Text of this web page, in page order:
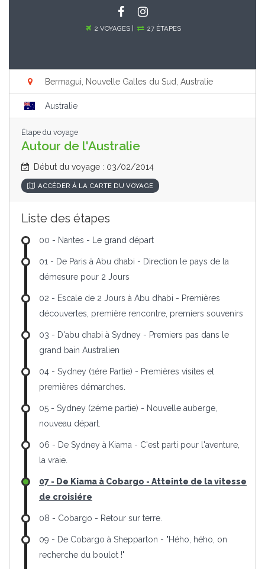
2 VOYAGES | 27 ÉTAPES
Bermagui, Nouvelle Galles du Sud, Australie
Australie
Étape du voyage
Autour de l'Australie
Début du voyage : 03/02/2014
ACCÉDER À LA CARTE DU VOYAGE
Liste des étapes
00 - Nantes - Le grand départ
01 - De Paris à Abu dhabi - Direction le pays de la
démesure pour 2 Jours
02 - Escale de 2 Jours à Abu dhabi - Premières
découvertes, première rencontre, premiers souvenirs
03 - D'abu dhabi à Sydney - Premiers pas dans le
grand bain Australien
04 - Sydney (1ére Partie) - Premières visites et
premières démarches.
05 - Sydney (2éme partie) - Nouvelle auberge,
nouveau départ.
06 - De Sydney à Kiama - C'est parti pour l'aventure,
la vraie.
07 - De Kiama à Cobargo - Atteinte de la vitesse
de croisiére
08 - Cobargo - Retour sur terre.
09 - De Cobargo à Shepparton - "Hého, hého, on
recherche du boulot !"